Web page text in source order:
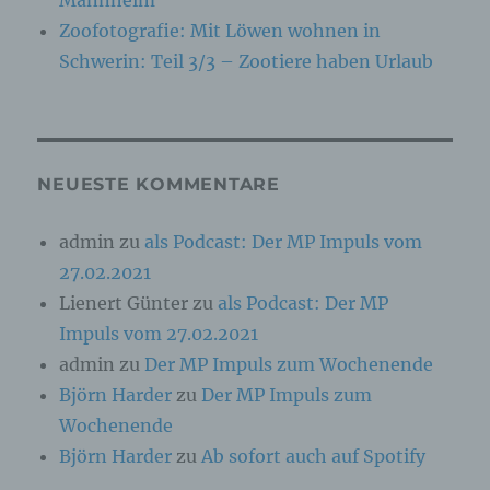
Zoofotografie: Mit Löwen wohnen in
Schwerin: Teil 3/3 – Zootiere haben Urlaub
NEUESTE KOMMENTARE
admin zu als Podcast: Der MP Impuls vom
27.02.2021
Lienert Günter zu als Podcast: Der MP
Impuls vom 27.02.2021
admin zu Der MP Impuls zum Wochenende
Björn Harder zu Der MP Impuls zum
Wochenende
Björn Harder zuAb sofort auch auf Spotify
Kennung wie einem Namen, zu einer
Kennnummer, zu Standortdaten, zu einer
Online-Kennung oder zu einem oder mehreren
besonderen Merkmalen, die Ausdruck der
sind, identifiziert werden kann.
Betroffene Person ist jede identifizierte oder
identifizierbare natürliche Person, deren
personenbezogene Daten von dem für die
Verarbeitung Verantwortlichen verarbeitet
werden.
c) Verarbeitung
Verarbeitung ist jeder mit oder ohne Hilfe